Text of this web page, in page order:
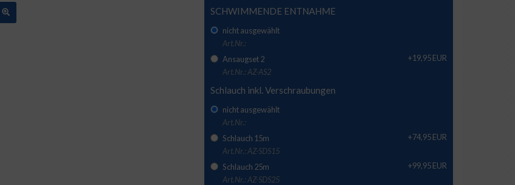
SCHWIMMENDE ENTNAHME
nicht ausgewählt
Art.Nr.:
Ansaugset 2
+19,95 EUR
Art.Nr.: AZ-AS2
Schlauch inkl. Verschraubungen
nicht ausgewählt
Art.Nr.:
Schlauch 15m
+74,95 EUR
Art.Nr.: AZ-SDS15
Schlauch 25m
+99,95 EUR
Art.Nr.: AZ-SDS25